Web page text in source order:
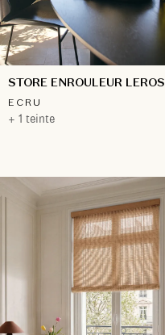
STORE ENROULEUR LEROS
ECRU
+ 1 teinte